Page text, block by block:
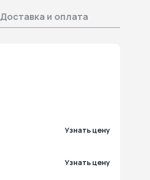
Доставка и оплата
Узнать цену
Узнать цену